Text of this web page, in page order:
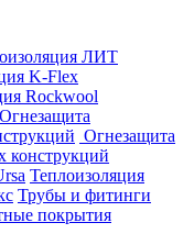
ЛИТ
K-Flex
Rockwool
Огнезащита
Огнезащита
конструкций
Теплоизоляция
Трубы и фитинги
покрытия